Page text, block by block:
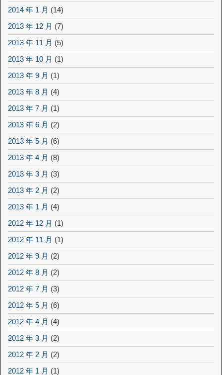
2014 年 1 月 (14)
2013 年 12 月 (7)
2013 年 11 月 (5)
2013 年 10 月 (1)
2013 年 9 月 (1)
2013 年 8 月 (4)
2013 年 7 月 (1)
2013 年 6 月 (2)
2013 年 5 月 (6)
2013 年 4 月 (8)
2013 年 3 月 (3)
2013 年 2 月 (2)
2013 年 1 月 (4)
2012 年 12 月 (1)
2012 年 11 月 (1)
2012 年 9 月 (2)
2012 年 8 月 (2)
2012 年 7 月 (3)
2012 年 5 月 (6)
2012 年 4 月 (4)
2012 年 3 月 (2)
2012 年 2 月 (2)
2012 年 1 月 (1)